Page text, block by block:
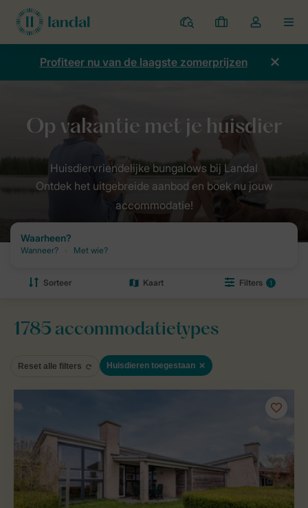
Parken
Mijn
boekingen
Open
de
dropdown
Profiteer nu van de laagste zomerprijzen
Ontdek het uitgebreide aanbod en boek nu jouw
accommodatie!